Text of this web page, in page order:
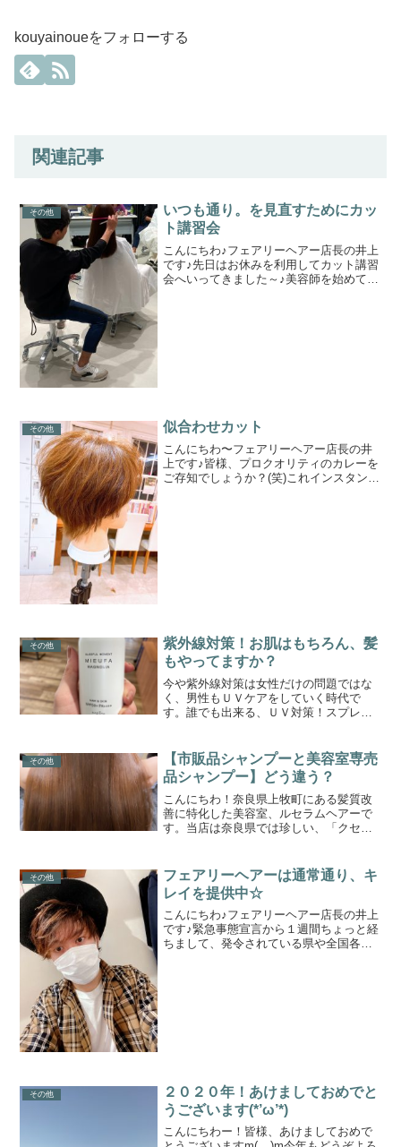
kouyainoueをフォローする
関連記事
その他
いつも通り。を見直すためにカッ
ト講習会
こんにちわ♪フェアリーヘアー店長の井上
です♪先日はお休みを利用してカット講習
会へいってきました～♪美容師を始めて早
その他 似合わせカット
こんにちわ〜フェアリーヘアー店長の井
上です♪皆様、プロクオリティのカレーを
ご存知でしょうか？(笑)これインスタント
その他
紫外線対策！お肌はもちろん、髪
もやってますか？
今や紫外線対策は女性だけの問題ではな
く、男性もＵＶケアをしていく時代で
す。誰でも出来る、ＵＶ対策！スプレー
アは何十年後に意味を成してきます！美
肌、美髪を目指しましょう！
その他
【市販品シャンプーと美容室専売
品シャンプー】どう違う？
こんにちわ！奈良県上牧町にある髪質改
善に特化した美容室、ルセラムヘアーで
す。当店は奈良県では珍しい、「クセ毛
もお役立ちできれば嬉しく思います。ひ
とりひとりに合わせた、オ...
その他
フェアリーヘアーは通常通り、キ
レイを提供中☆
こんにちわ♪フェアリーヘアー店長の井上
です♪緊急事態宣言から１週間ちょっと経
ちまして、発令されている県や全国各地
その他
２０２０年！あけましておめでと
うございます(*’ω’*)
こんにちわー！皆様、あけましておめで